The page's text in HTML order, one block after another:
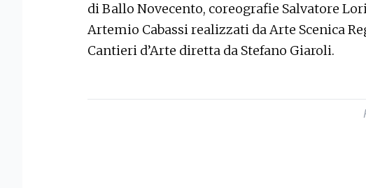
di Ballo Novecento, coreografie Salvatore
Artemio Cabassi realizzati da Arte Scenica
Cantieri d’Arte diretta da Stefano Giaroli.